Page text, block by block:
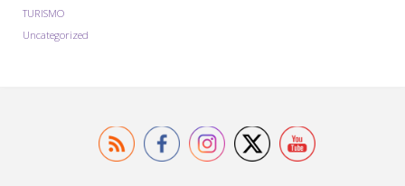
TURISMO
Uncategorized